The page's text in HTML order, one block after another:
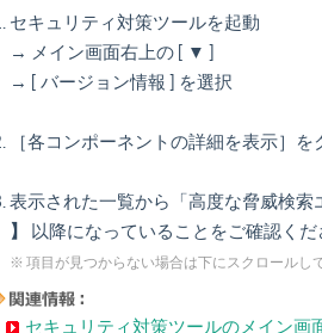
セキュリティ対策ツールを起動
→ メイン画面右上の [ ▼ ]
→ [ バージョン情報 ] を選択
［各コンポーネントの詳細を表示］を
表示された一覧から「高度な脅威検
】
以降になっていることをご確認くだ
※ 項目が見つからない場合は下にスクロールし
セキュリティ対策ツールのメイン画